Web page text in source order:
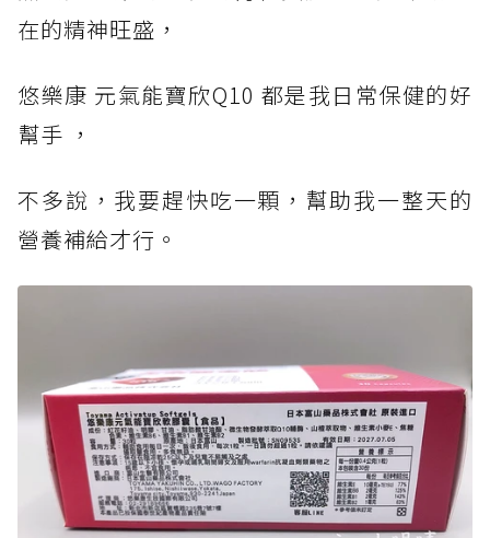
在的精神旺盛，
悠樂康 元氣能寶欣Q10 都是我日常保健的好
幫手 ，
不多說，我要趕快吃一顆，幫助我一整天的
營養補給才行。